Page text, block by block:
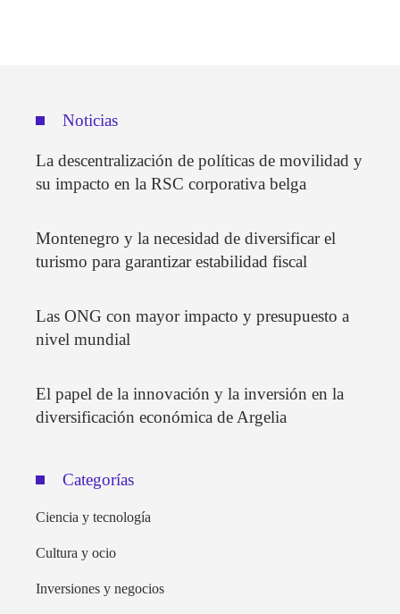
Noticias
La descentralización de políticas de movilidad y
su impacto en la RSC corporativa belga
Montenegro y la necesidad de diversificar el
turismo para garantizar estabilidad fiscal
Las ONG con mayor impacto y presupuesto a
nivel mundial
El papel de la innovación y la inversión en la
diversificación económica de Argelia
Categorías
Ciencia y tecnología
Cultura y ocio
Inversiones y negocios